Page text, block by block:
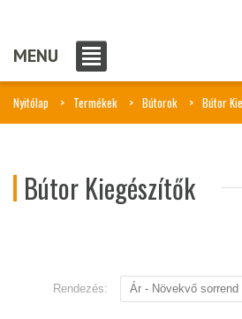
MENU
Nyitólap Termékek Bútorok Bútor
Bútor Kiegészítők
Rendezés: Ár - Növekvő sorrend